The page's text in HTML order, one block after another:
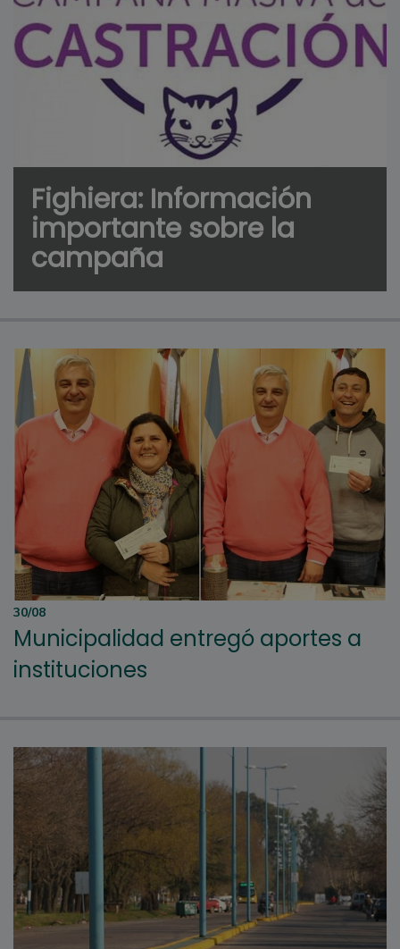
Fighiera: Información
importante sobre la
campaña
30/08
Municipalidad entregó aportes a
instituciones